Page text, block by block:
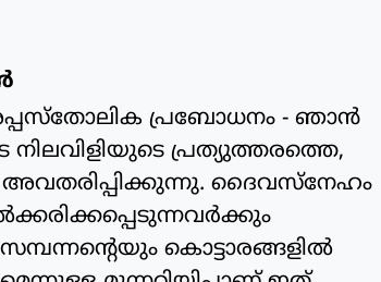
പ്രബോധനം - ഞാന്‍
നിലവിളിയുടെ പ്രത്യുത്തരത്തെ,
അവതരിപ്പിക്കുന്നു. ദൈവസ്‌നേഹം
കൊട്ടാരങ്ങളില്‍